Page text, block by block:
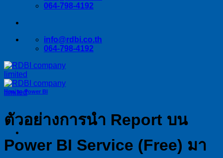
064-798-4192
info@rdbi.co.th
064-798-4192
How to Power BI
ตัวอย่างการนำ Report บน
Power BI Service (Free) มา